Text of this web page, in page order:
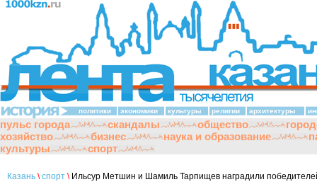
политики экономики культуры религии архитектуры
пульс города скандалы общество
хозяйство
бизнес наука и образование
культуры
спорт
Казань \ спорт \Ильсур Метшин и Шамиль Тарпищев наградили